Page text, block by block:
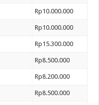
Rp10.000.000
Rp10.000.000
Rp15.300.000
Rp8.500.000
Rp8.200.000
Rp8.500.000